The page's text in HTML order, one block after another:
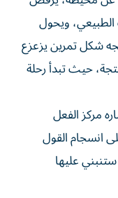
الطبيعي، ويحول
شكل تمرين يزعزع
حيث تبدأ رحلة
مركز الفعل
انسجام القول
عليها